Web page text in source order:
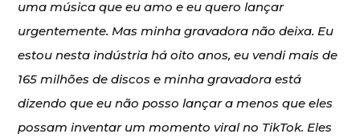
uma música que eu amo e eu quero lançar
urgentemente. Mas minha gravadora não deixa. Eu
estou nesta indústria há oito anos, eu vendi mais de
165 milhões de discos e minha gravadora está
dizendo que eu não posso lançar a menos que eles
possam inventar um momento viral no TikTok. Eles